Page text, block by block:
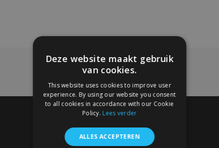
Deze website maakt gebruik
van cookies.
This website uses cookies to improve user
experience. By using our website you consent
to all cookies in accordance with our Cookie
Policy. Lees verder
ALLES ACCEPTEREN